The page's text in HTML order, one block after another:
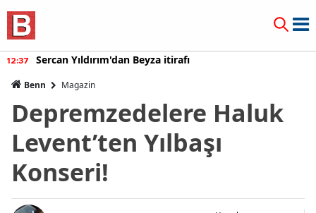
12:37 Sercan Yıldırım'dan Beyza itirafı
Benn Magazin
Depremzedelere Haluk
Levent’ten Yılbaşı
Konseri!